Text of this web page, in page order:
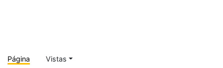
Página Vistas